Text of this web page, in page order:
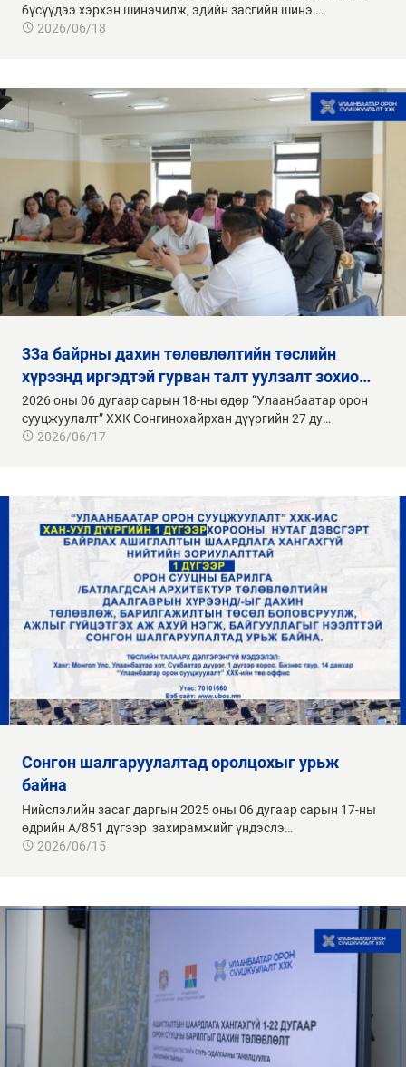
бүсүүдээ хэрхэн шинэчилж, эдийн засгийн шинэ …
2026/06/18
33а байрны дахин төлөвлөлтийн төслийн
хүрээнд иргэдтэй гурван талт уулзалт зохио…
2026 оны 06 дугаар сарын 18-ны өдөр “Улаанбаатар орон
сууцжуулалт” ХХК Сонгинохайрхан дүүргийн 27 ду…
2026/06/17
сонгон шалгаруулалтад оролцохыг урьж
байна
Нийслэлийн засаг даргын 2025 оны 06 дугаар сарын 17-ны
өдрийн А/851 дүгээр захирамжийг үндэслэ…
2026/06/15